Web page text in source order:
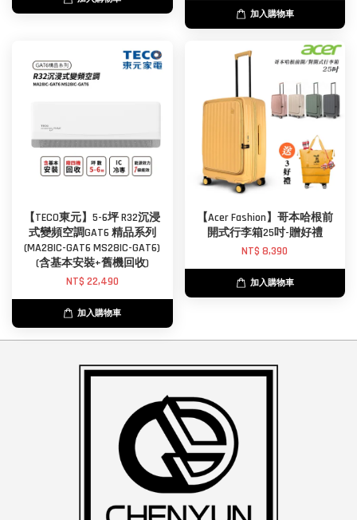
加入購物車
【TECO東元】5-6坪 R32沉浸
式變頻空調GAT6 精品系列
(MA28IC-GAT6 MS28IC-GAT6)
(含基本安裝+舊機回收)
NT$ 22,490
加入購物車
【Acer Fashion】哥本哈根前
開式行李箱25吋-贈好禮
NT$ 8,390
加入購物車